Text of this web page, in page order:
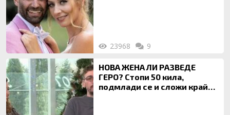
23968 9
НОВА ЖЕНА ЛИ РАЗВЕДЕ
ГЕРО? Стопи 50 кила,
подмлади се и сложи край